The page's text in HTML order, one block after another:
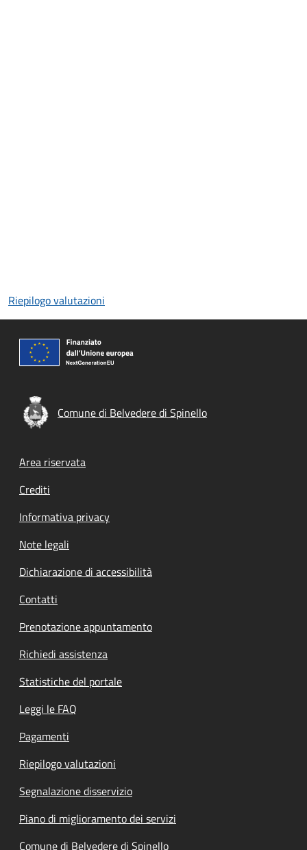
Riepilogo valutazioni
Comune di Belvedere di Spinello
Footer menu
Area riservata
Crediti
Informativa privacy
Note legali
Dichiarazione di accessibilità
Contatti
Prenotazione appuntamento
Richiedi assistenza
Statistiche del portale
Leggi le FAQ
Pagamenti
Riepilogo valutazioni
Segnalazione disservizio
Piano di miglioramento dei servizi
Comune di Belvedere di Spinello